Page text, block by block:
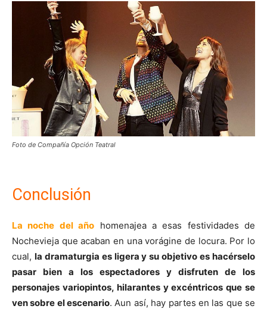
Foto de Compañía Opción Teatral
Conclusión
La noche del año homenajea a esas festividades de
Nochevieja que acaban en una vorágine de locura. Por lo
cual, la dramaturgia es ligera y su objetivo es hacérselo
pasar bien a los espectadores y disfruten de los
personajes variopintos, hilarantes y excéntricos que se
ven sobre el escenario. Aun así, hay partes en las que se